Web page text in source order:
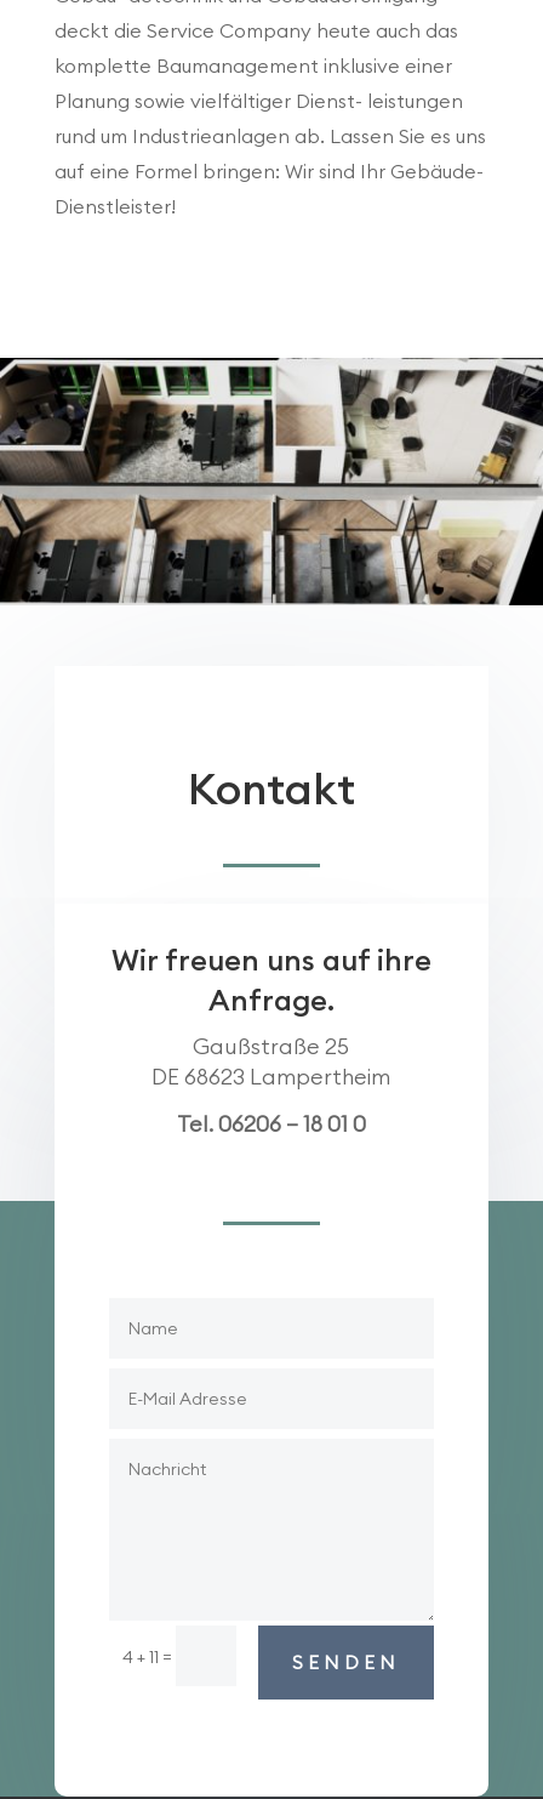
deckt die Service Company heute auch das
komplette Baumanagement inklusive einer
Planung sowie vielfältiger Dienst- leistungen
rund um Industrieanlagen ab. Lassen Sie es uns
auf eine Formel bringen: Wir sind Ihr Gebäude-
Dienstleister!
Kontakt
Wir freuen uns auf ihre
Anfrage.
Gaußstraße 25
DE 68623 Lampertheim
Tel. 06206 – 18 01 0
4 + 11 = SENDEN